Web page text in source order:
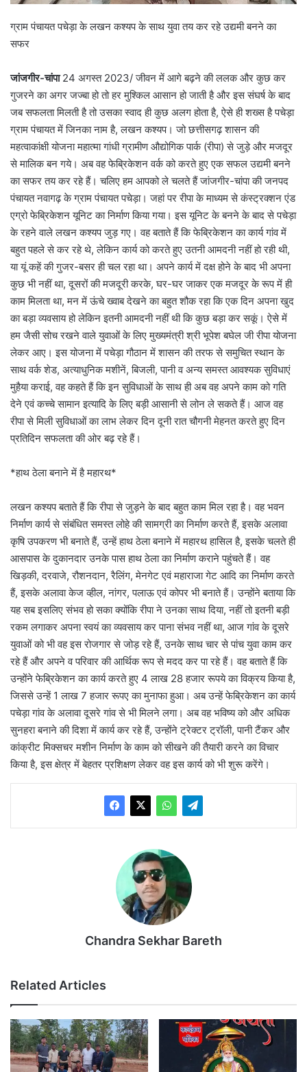
ग्राम पंचायत पचेड़ा के लखन कश्यप के साथ युवा तय कर रहे उद्यमी बनने का
सफर
जांजगीर-चांपा24 अगस्त 2023/ जीवन में आगे बढ़ने की ललक और कुछ कर
गुजरने का अगर जज्बा हो तो हर मुश्किल आसान हो जाती है और इस संघर्ष के बाद
जब सफलता मिलती है तो उसका स्वाद ही कुछ अलग होता है, ऐसे ही शख्स है पचेड़ा
ग्राम पंचायत में जिनका नाम है, लखन कश्यप। जो छत्तीसगढ़ शासन की
महत्वाकांक्षी योजना महात्मा गांधी ग्रामीण औद्योगिक पार्क (रीपा) से जुड़े और मजदूर
से मालिक बन गये। अब वह फेब्रिकेशन वर्क को करते हुए एक सफल उद्यमी बनने
का सफर तय कर रहे हैं। चलिए हम आपको ले चलते हैं जांजगीर-चांपा की जनपद
पंचायत नवागढ़ के ग्राम पंचायत पचेड़ा। जहां पर रीपा के माध्यम से कंस्ट्रक्शन एंड
एग्रो फेब्रिकेशन यूनिट का निर्माण किया गया। इस यूनिट के बनने के बाद से पचेड़ा
के रहने वाले लखन कश्यप जुड़ गए। वह बताते हैं कि फेब्रिकेशन का कार्य गांव में
बहुत पहले से कर रहे थे, लेकिन कार्य को करते हुए उतनी आमदनी नहीं हो रही थी,
या यूं कहें की गुजर-बसर ही चल रहा था। अपने कार्य में दक्ष होने के बाद भी अपना
कुछ भी नहीं था, दूसरों की मजदूरी करके, घर-घर जाकर एक मजदूर के रूप में ही
काम मिलता था, मन में ऊंचे ख्वाब देखने का बहुत शौक रहा कि एक दिन अपना खुद
का बड़ा व्यवसाय हो लेकिन इतनी आमदनी नहीं थी कि कुछ बड़ा कर सकूं। ऐसे में
हम जैसी सोच रखने वाले युवाओं के लिए मुख्यमंत्री श्री भूपेश बघेल जी रीपा योजना
लेकर आए। इस योजना में पचेड़ा गौठान में शासन की तरफ से समुचित स्थान के
साथ वर्क शेड, अत्याधुनिक मशीनें, बिजली, पानी व अन्य समस्त आवश्यक सुविधाएं
मुहैया कराई, वह कहते हैं कि इन सुविधाओं के साथ ही अब वह अपने काम को गति
देने एवं कच्चे सामान इत्यादि के लिए बड़ी आसानी से लोन ले सकते हैं। आज वह
रीपा से मिली सुविधाओं का लाभ लेकर दिन दूनी रात चौगनी मेहनत करते हुए दिन
प्रतिदिन सफलता की ओर बढ़ रहे हैं।
*हाथ ठेला बनाने में है महारथ*
लखन कश्यप बताते हैं कि रीपा से जुड़ने के बाद बहुत काम मिल रहा है। वह भवन
निर्माण कार्य से संबंधित समस्त लोहे की सामग्री का निर्माण करते हैं, इसके अलावा
कृषि उपकरण भी बनाते हैं, उन्हें हाथ ठेला बनाने में महारथ हासिल है, इसके चलते ही
आसपास के दुकानदार उनके पास हाथ ठेला का निर्माण कराने पहुंचते हैं। वह
खिड़की, दरवाजे, रौशनदान, रैलिंग, मेनगेट एवं महाराजा गेट आदि का निर्माण करते
हैं, इसके अलावा केज व्हील, नांगर, पलाऊ एवं कोपर भी बनाते हैं। उन्होंने बताया कि
यह सब इसलिए संभव हो सका क्योंकि रीपा ने उनका साथ दिया, नहीं तो इतनी बड़ी
रकम लगाकर अपना स्वयं का व्यवसाय कर पाना संभव नहीं था, आज गांव के दूसरे
युवाओं को भी वह इस रोजगार से जोड़ रहे हैं, उनके साथ चार से पांच युवा काम कर
रहे हैं और अपने व परिवार की आर्थिक रूप से मदद कर पा रहे हैं। वह बताते हैं कि
उन्होंने फेब्रिकेशन का कार्य करते हुए 4 लाख 28 हजार रूपये का विक्रय किया है,
जिससे उन्हें 1 लाख 7 हजार रूपए का मुनाफा हुआ। अब उन्हें फेब्रिकेशन का कार्य
पचेड़ा गांव के अलावा दूसरे गांव से भी मिलने लगा। अब वह भविष्य को और अधिक
सुनहरा बनाने की दिशा में कार्य कर रहे हैं, उन्होंने ट्रेक्टर ट्रॉली, पानी टैंकर और
कांक्रीट मिक्सचर मशीन निर्माण के काम को सीखने की तैयारी करने का विचार
किया है, इस क्षेत्र में बेहतर प्रशिक्षण लेकर वह इस कार्य को भी शुरू करेंगे।
Chandra Sekhar Bareth
Related Articles